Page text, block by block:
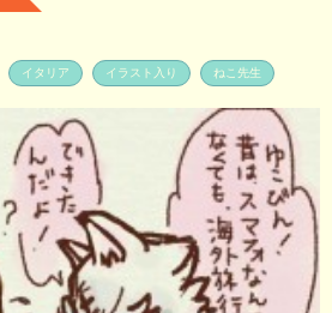
イタリア イラスト入り ねこ先生